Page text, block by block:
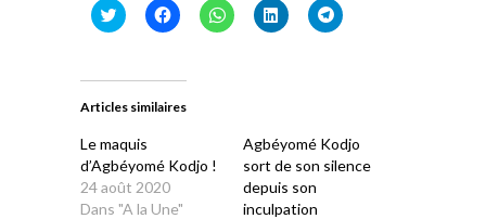
Cliquez
pour
dans
nouvelle
Cliquez
pour
dans
nouvelle
Cliquez
pour
Cliquez
pour
Cliquez
pour
Articles similaires
Le maquis
d’Agbéyomé Kodjo !
24 août 2020
Dans "A la Une"
Agbéyomé Kodjo
sort de son silence
depuis son
inculpation